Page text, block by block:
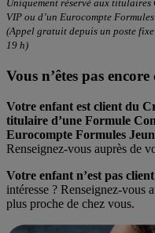
Uniquement réservé aux
VIP ou d’un Eurocompte
(Appel gratuit depuis un poste
19 h)
Vous n’êtes pas
Votre enfant est client du
titulaire d’une Formule
Eurocompte Formules
Renseignez-vous auprès de
Votre enfant n’est pas
intéresse ? Renseignez-vous
plus proche de chez vous.